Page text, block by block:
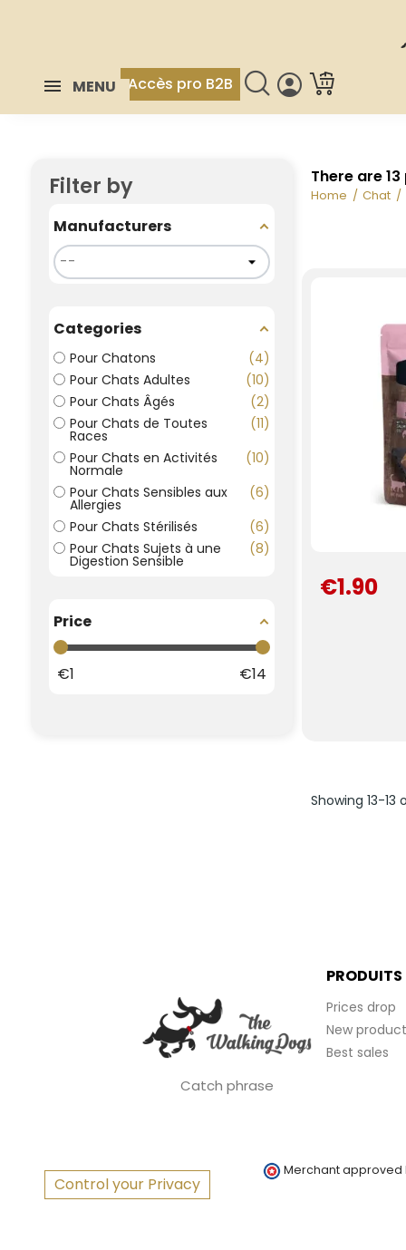
MENU Accès pro B2B
Filter by
Manufacturers
Categories
Pour Chatons
4
Pour Chats Adultes
10
Pour Chats Âgés
2
Pour Chats de Toutes
Races
11
Pour Chats en Activités
Normale
10
Pour Chats Sensibles aux
Allergies
6
Pour Chats Stérilisés
6
Pour Chats Sujets à une
Digestion Sensible
8
Price
€1 €14
There are
Home Chat
€1.90
Showing 13-13
Catch phrase
PRODUITS
Prices drop
New
Best sales
Control your Privacy
Merchant approved